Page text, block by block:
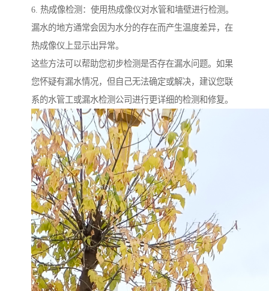
6. 热成像检测：使用热成像仪对水管和墙壁进行检测。
漏水的地方通常会因为水分的存在而产生温度差异，在
热成像仪上显示出异常。
这些方法可以帮助您初步检测是否存在漏水问题。如果
您怀疑有漏水情况，但自己无法确定或解决，建议您联
系的水管工或漏水检测公司进行更详细的检测和修复。